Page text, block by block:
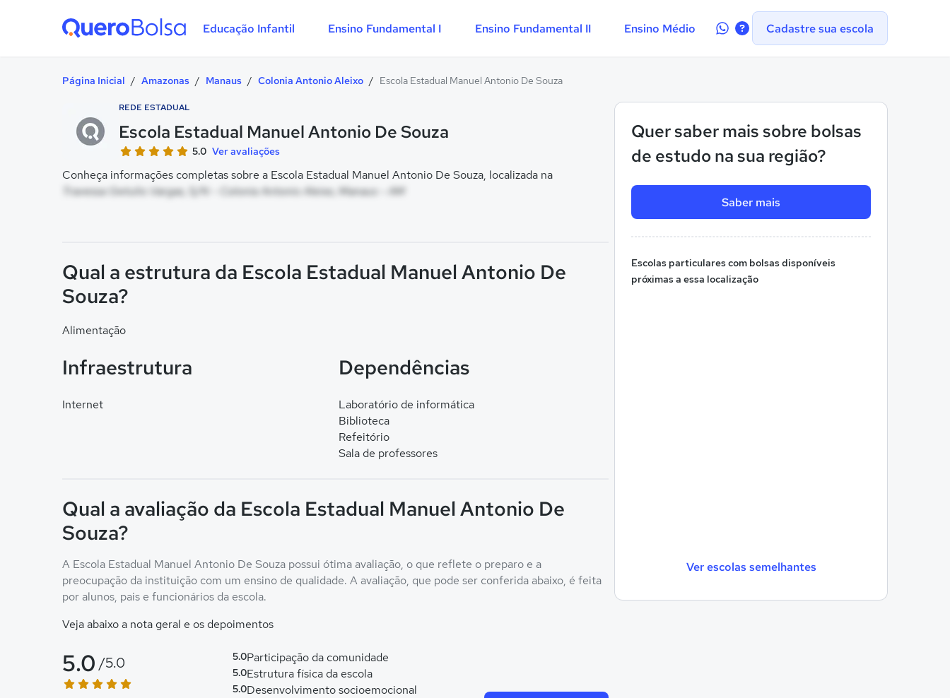
Educação Infantil Ensino Fundamental I Ensino Fundamental II Ensino Médio
Contate-Cadastre sua escola
Página Inicial / Amazonas / Manaus / Colonia Antonio Aleixo / Escola Estadual Manuel Antonio De Souza
REDE ESTADUAL
Escola Estadual Manuel Antonio De Souza
5.0 Ver avaliações
Conheça informações completas sobre a Escola Estadual Manuel Antonio De Souza, localizada na
Travessa Getulio Vargas, S/N - Colonia Antonio Aleixo, Manaus - AM
Quer saber mais sobre bolsas
de estudo na sua região?
Saber mais
Escolas particulares com bolsas disponíveis
próximas a essa localização
Ver escolas semelhantes
Qual a estrutura da Escola Estadual Manuel Antonio De
Souza?
Alimentação
Infraestrutura
Internet
Dependências
Laboratório de informática
Biblioteca
Refeitório
Sala de professores
Qual a avaliação da Escola Estadual Manuel Antonio De
Souza?
A Escola Estadual Manuel Antonio De Souza possui ótima avaliação, o que reflete o preparo e a
preocupação da instituição com um ensino de qualidade. A avaliação, que pode ser conferida abaixo, é feita
por alunos, pais e funcionários da escola.
Veja abaixo a nota geral e os depoimentos
5.0 /5.0 5.0Participação da comunidade
5.0Estrutura física da escola
5.0Desenvolvimento socioemocional